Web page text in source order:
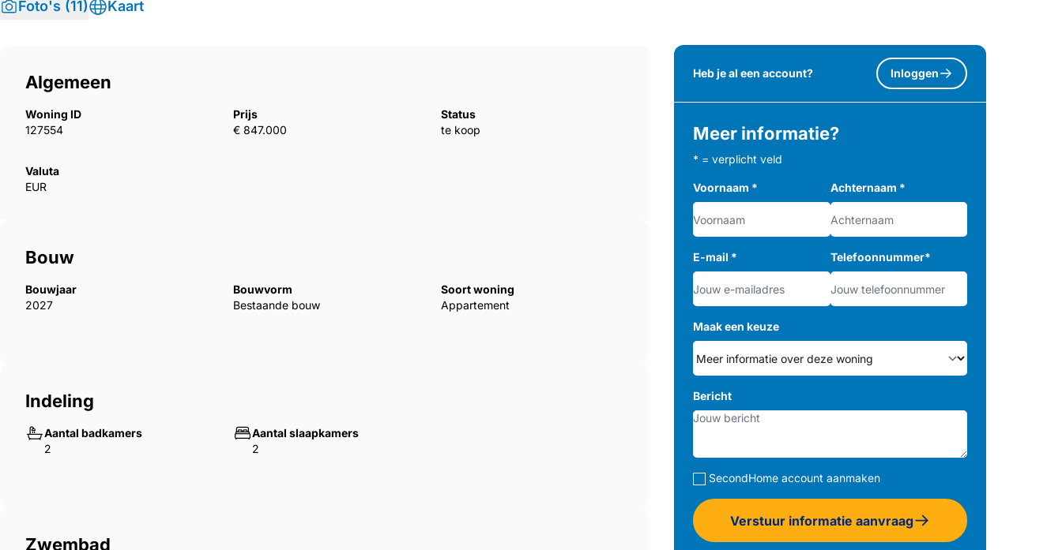
Foto's (11) Kaart
Algemeen
Woning ID
127554
Prijs
€ 847.000
Status
te koop
Valuta
EUR
Bouw
Bouwjaar
2027
Bouwvorm
Bestaande bouw
Soort woning
Appartement
Indeling
Aantal badkamers
2
Aantal slaapkamers
2
Zwembad
Heb je al een account? Inloggen
Meer informatie?
* = verplicht veld
Voornaam * Achternaam *
E-mail * Telefoonnummer*
Maak een keuze
Bericht
SecondHome account aanmaken
Verstuur informatie aanvraag